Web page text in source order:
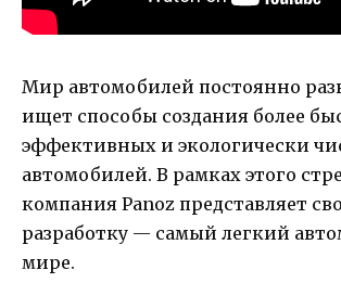
Мир автомобилей постоянно
ищет способы создания более
эффективных и экологически
автомобилей. В рамках этого
компания Panoz представляет
разработку — самый легкий
мире.